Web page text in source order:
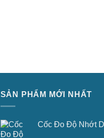
SẢN PHẨM MỚI NHẤT
Cốc Đo Độ Nhớt